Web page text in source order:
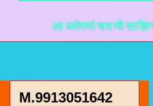
आ ब्लोगमां चारणी साहित्यने
M.9913051642